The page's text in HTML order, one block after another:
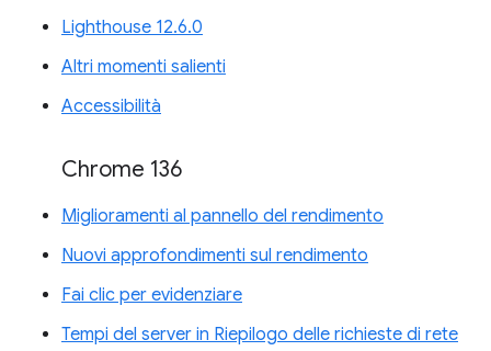
Lighthouse 12.6.0
Altri momenti salienti
Accessibilità
Chrome 136
Miglioramenti al pannello del rendimento
Nuovi approfondimenti sul rendimento
Fai clic per evidenziare
Tempi del server in Riepilogo delle richieste di rete